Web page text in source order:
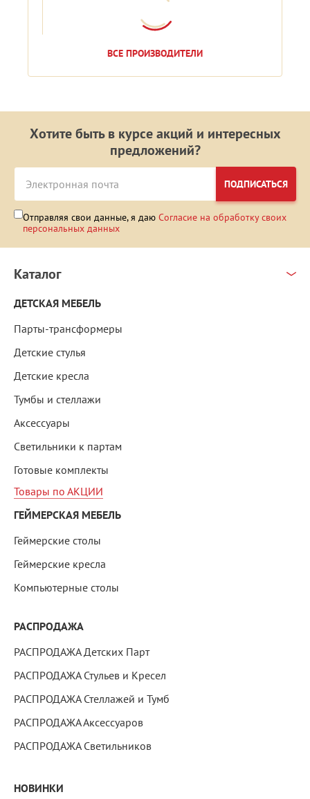
ВСЕ ПРОИЗВОДИТЕЛИ
Хотите быть в курсе акций и интересных
предложений?
ПОДПИСАТЬСЯ
Отправляя свои данные, я даю Согласие на обработку своих
персональных данных
Каталог
ДЕТСКАЯ МЕБЕЛЬ
Парты-трансформеры
Детские стулья
Детские кресла
Тумбы и стеллажи
Аксессуары
Светильники к партам
Готовые комплекты
Товары по АКЦИИ
ГЕЙМЕРСКАЯ МЕБЕЛЬ
Геймерские столы
Геймерские кресла
Компьютерные столы
РАСПРОДАЖА
РАСПРОДАЖА Детских Парт
РАСПРОДАЖА Стульев и Кресел
РАСПРОДАЖА Стеллажей и Тумб
РАСПРОДАЖА Аксессуаров
РАСПРОДАЖА Светильников
НОВИНКИ